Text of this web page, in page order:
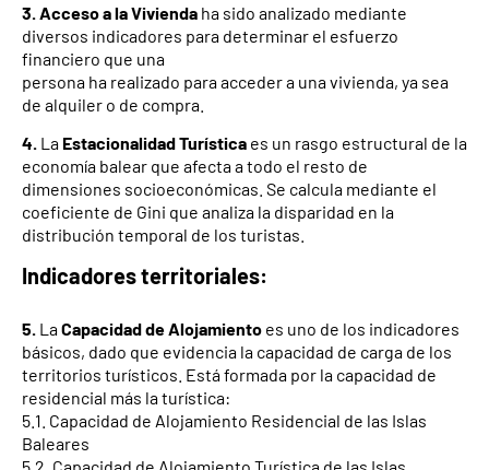
3. Acceso a la Vivienda ha sido analizado mediante
diversos indicadores para determinar el esfuerzo
financiero que una
persona ha realizado para acceder a una vivienda, ya sea
de alquiler o de compra.
4. La Estacionalidad Turística es un rasgo estructural de la
economía balear que afecta a todo el resto de
dimensiones socioeconómicas. Se calcula mediante el
coeficiente de Gini que analiza la disparidad en la
distribución temporal de los turistas.
Indicadores territoriales:
5. LaCapacidad de Alojamiento es uno de los indicadores
básicos, dado que evidencia la capacidad de carga de los
territorios turísticos. Está formada por la capacidad de
residencial más la turística:
5.1. Capacidad de Alojamiento Residencial de las Islas
Baleares
5.2. Capacidad de Alojamiento Turística de las Islas